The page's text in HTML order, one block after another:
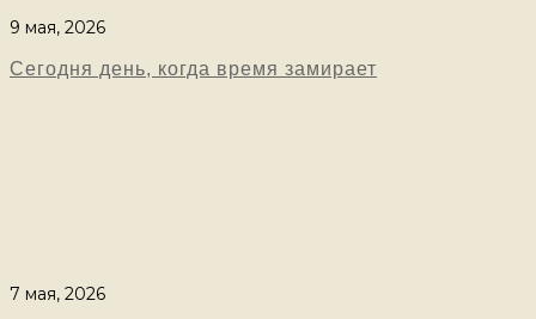
9 мая, 2026
Сегодня день, когда время замирает
7 мая, 2026